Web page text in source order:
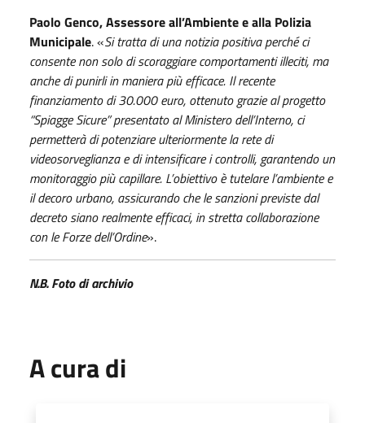
Paolo Genco, Assessore all’Ambiente e alla Polizia
Municipale. «Si tratta di una notizia positiva perché ci
consente non solo di scoraggiare comportamenti illeciti, ma
anche di punirli in maniera più efficace. Il recente
finanziamento di 30.000 euro, ottenuto grazie al progetto
“Spiagge Sicure” presentato al Ministero dell’Interno, ci
permetterà di potenziare ulteriormente la rete di
videosorveglianza e di intensificare i controlli, garantendo un
monitoraggio più capillare. L’obiettivo è tutelare l’ambiente e
il decoro urbano, assicurando che le sanzioni previste dal
decreto siano realmente efficaci, in stretta collaborazione
con le Forze dell’Ordine».
N.B. Foto di archivio
A cura di